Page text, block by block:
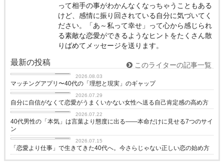
って相手の事がわかんなくなっちゃうこともある
けど、感情に振り回されている自分に気づいてく
ださい。「あ～私って幸せ」って心から感じられ
る素敵な恋愛ができるようなヒントをたくさん散
りばめてメッセージを送ります。
最新の投稿 このライターの記事一覧
2026.08.03
マッチングアプリ〜40代の「理想と現実」のギャップ
love
2026.07.29
自分に自信がなくて恋愛がうまくいかない女性へ送る自己肯定感の高め方
love
2026.07.22
40代男性の「本気」は言葉より態度に出る——本命だけに見せる7つのサイ
ン
love
2026.07.15
「恋愛より仕事」で生きてきた40代へ。今さらじゃない正しい恋の始め方